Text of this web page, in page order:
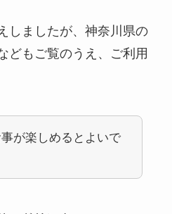
しましたが、神奈川県の
どもご覧のうえ、ご利用
が楽しめるとよいで